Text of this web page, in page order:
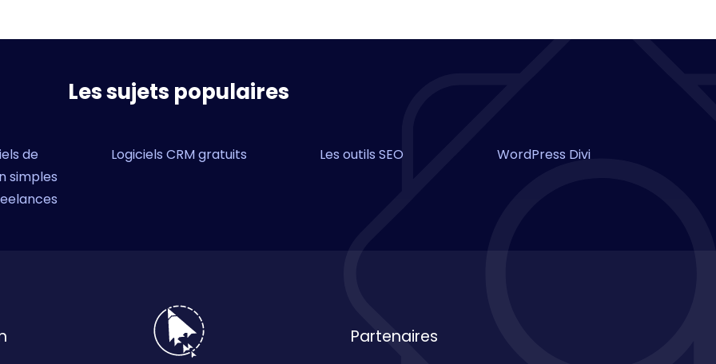
Les sujets populaires
de
simples
Logiciels CRM gratuits Les outils SEO WordPress Divi
Partenaires